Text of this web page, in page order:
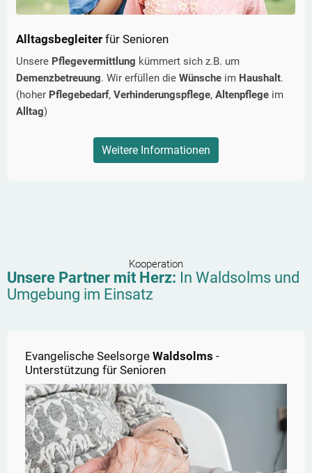
Alltagsbegleiter für Senioren
Unsere Pflegevermittlung kümmert sich z.B. um
Demenzbetreuung. Wir erfüllen die Wünsche im Haushalt.
(hoher Pflegebedarf, Verhinderungspflege, Altenpflege im
Alltag)
Weitere Informationen
Kooperation
Unsere Partner mit Herz: In Waldsolms und
Umgebung im Einsatz
Evangelische Seelsorge Waldsolms -
Unterstützung für Senioren